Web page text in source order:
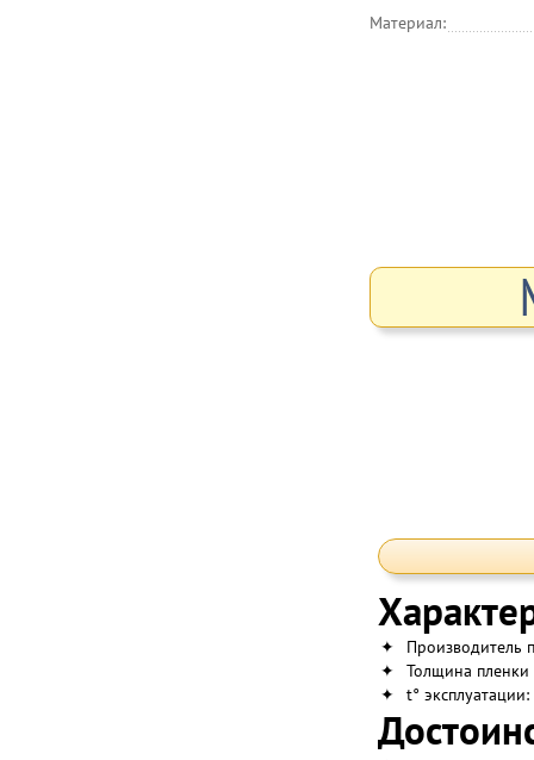
Материал:
✦
Производитель
✦
Толщина
✦
t°